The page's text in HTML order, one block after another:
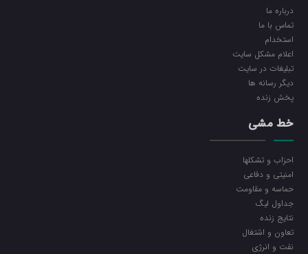
درباره ما
تماس با ما
استخدام
اعلام مشکل سایت
تبلیغات در سایت
ديگر رسانه ها
پخش زنده
خط مشی
احزاب و تشکلها
امنیتی و دفاعی
حماسه و مقاومت
جداول لیگ
نتایج زنده
تعاون و اشتغال
نفت و انرژی